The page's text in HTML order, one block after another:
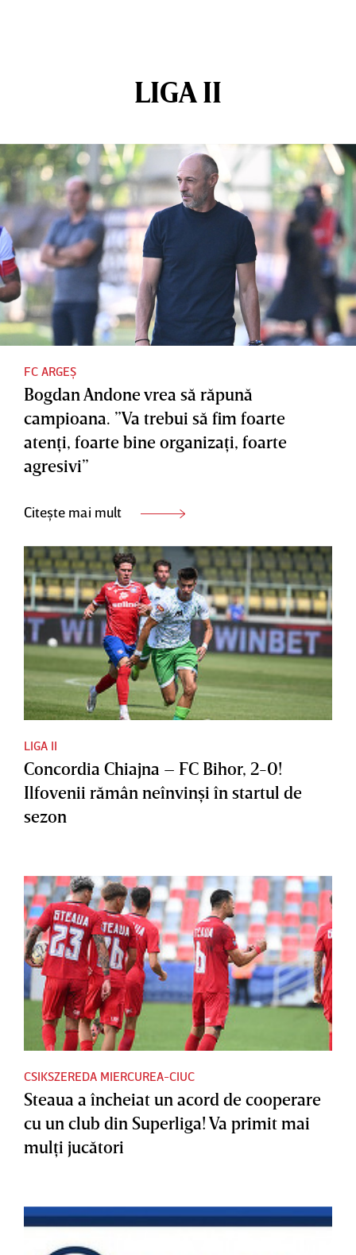
LIGA II
FC ARGEȘ
Bogdan Andone vrea să răpună
campioana. ”Va trebui să fim foarte
atenţi, foarte bine organizaţi, foarte
agresivi”
Citește mai mult
LIGA II
Concordia Chiajna – FC Bihor, 2-0!
Ilfovenii rămân neînvinşi în startul de
sezon
CSIKSZEREDA MIERCUREA-CIUC
Steaua a încheiat un acord de cooperare
cu un club din Superliga! Va primit mai
mulţi jucători